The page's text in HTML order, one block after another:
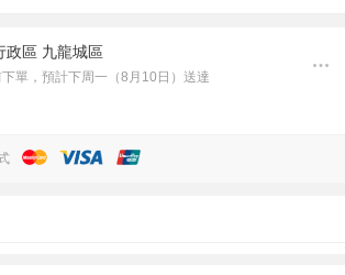
政區 九龍城區
下單，預計下周一（8月10日）送達